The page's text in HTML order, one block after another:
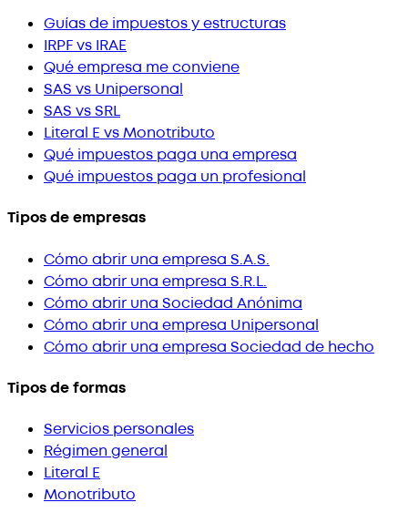
Guías de impuestos y estructuras
IRPF vs IRAE
Qué empresa me conviene
SAS vs Unipersonal
SAS vs SRL
Literal E vs Monotributo
Qué impuestos paga una empresa
Qué impuestos paga un profesional
Tipos de empresas
Cómo abrir una empresa S.A.S.
Cómo abrir una empresa S.R.L.
Cómo abrir una Sociedad Anónima
Cómo abrir una empresa Unipersonal
Cómo abrir una empresa Sociedad de hecho
Tipos de formas
Servicios personales
Régimen general
Literal E
Monotributo